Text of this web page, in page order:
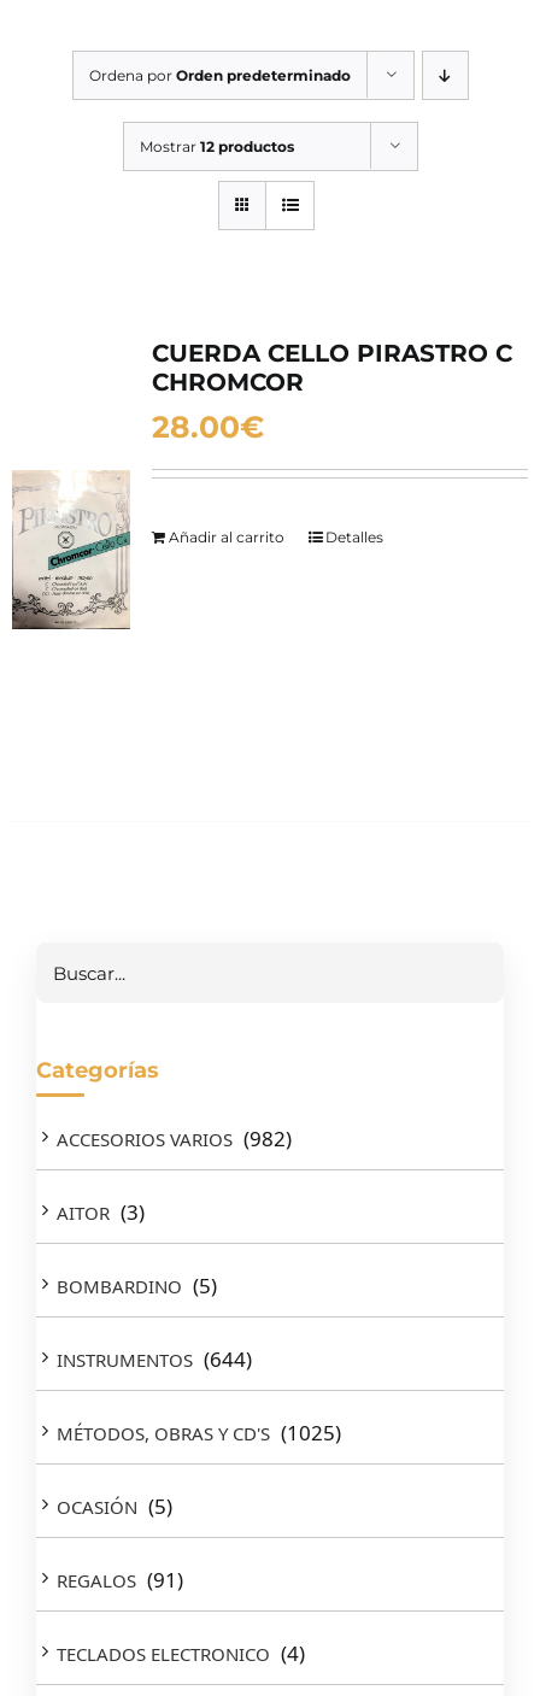
SERVICIOS TALLER
OCASIÓN
Ordena por Orden predeterminado
Mostrar 12 productos
CUERDA CELLO PIRASTRO C
CHROMCOR
28.00€
Añadir al carrito Detalles
Categorías
ACCESORIOS VARIOS (982)
AITOR (3)
BOMBARDINO (5)
INSTRUMENTOS (644)
MÉTODOS, OBRAS Y CD'S (1025)
OCASIÓN (5)
REGALOS (91)
TECLADOS ELECTRONICO (4)